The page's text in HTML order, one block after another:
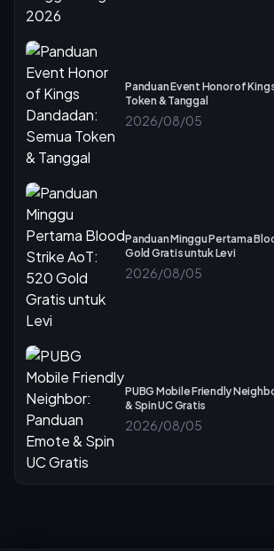
Panduan Event Honor of
Token & Tanggal
2026/08/05
Panduan Minggu Pertama
Gold Gratis untuk Levi
2026/08/05
PUBG Mobile Friendly
& Spin UC Gratis
2026/08/05